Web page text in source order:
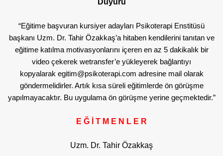
Duyuru
“Eğitime başvuran kursiyer adayları Psikoterapi Enstitüsü
başkanı Uzm. Dr. Tahir Özakkaş’a hitaben kendilerini tanıtan ve
eğitime katılma motivasyonlarını içeren en az 5 dakikalık bir
video çekerek wetransfer’e yükleyerek bağlantıyı
kopyalarak egitim@psikoterapi.com adresine mail olarak
göndermelidirler. Artık kısa süreli eğitimlerde ön görüşme
yapılmayacaktır. Bu uygulama ön görüşme yerine geçmektedir.”
E Ğ İ T M E N L E R
Uzm. Dr. Tahir Özakkaş